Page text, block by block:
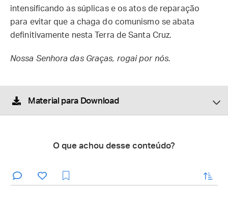
intensificando as súplicas e os atos de reparação
para evitar que a chaga do comunismo se abata
definitivamente nesta Terra de Santa Cruz.
Nossa Senhora das Graças, rogai por nós.
Material para Download
O que achou desse conteúdo?
enviar